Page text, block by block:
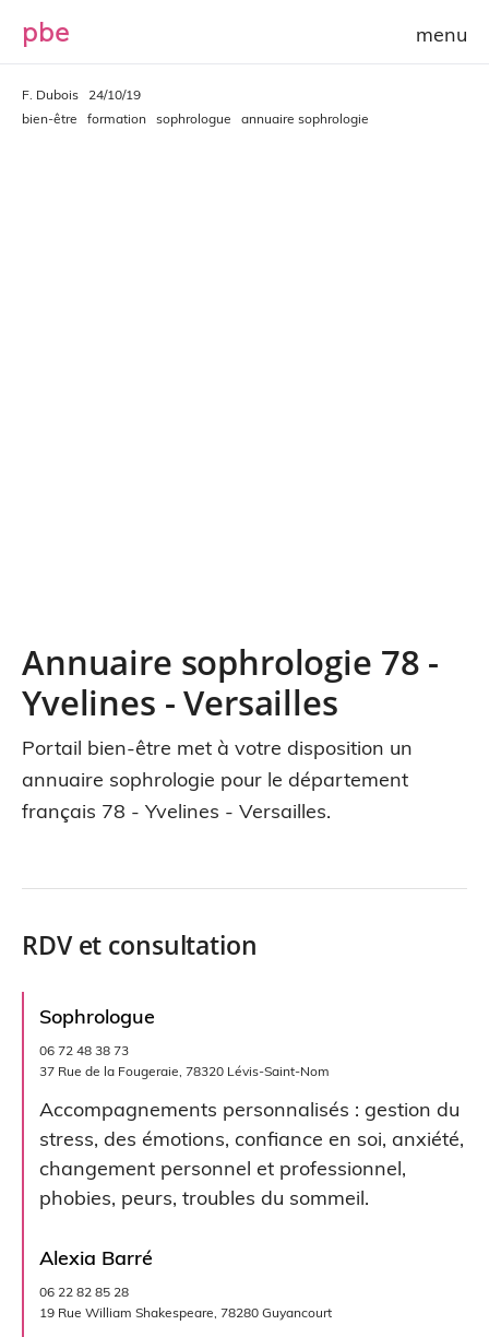
pbe
F. Dubois
24/10/19
bien-être
formation sophrologue annuaire sophrologie
Annuaire sophrologie 78 -
Yvelines - Versailles
Portail bien-être met à votre disposition un
annuaire sophrologie pour le département
français 78 - Yvelines - Versailles.
RDV et consultation
Sophrologue
06 72 48 38 73
37 Rue de la Fougeraie, 78320 Lévis-Saint-Nom
Accompagnements personnalisés : gestion du
stress, des émotions, confiance en soi, anxiété,
changement personnel et professionnel,
phobies, peurs, troubles du sommeil.
Alexia Barré
06 22 82 85 28
19 Rue William Shakespeare, 78280 Guyancourt